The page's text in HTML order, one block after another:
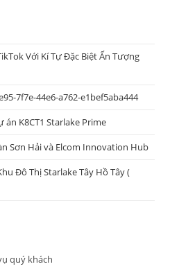
Với Kí Tự Đặc Biệt Ấn Tượng
7f7e-44e6-a762-e1bef5aba444
K8CT1 Starlake Prime
Sơn Hải và Elcom Innovation Hub
Đô Thị Starlake Tây Hồ Tây (
quý khách